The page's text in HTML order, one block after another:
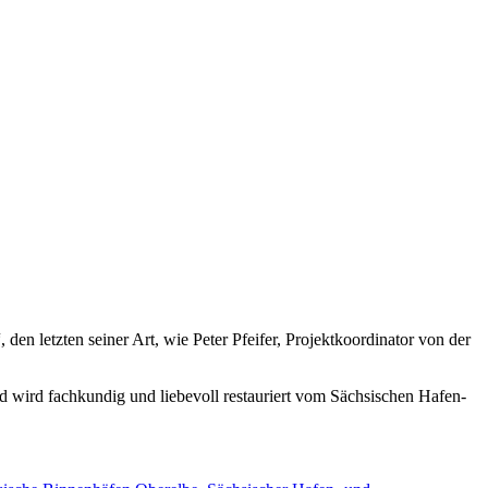
den letzten seiner Art, wie Peter Pfeifer, Projektkoordinator von der
wird fachkundig und liebevoll restauriert vom Sächsischen Hafen-